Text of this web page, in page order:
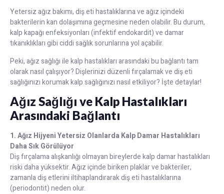
Yetersiz ağız bakımı, diş eti hastalıklarına ve ağız içindeki
bakterilerin kan dolaşımına geçmesine neden olabilir. Bu durum,
kalp kapağı enfeksiyonları (infektif endokardit) ve damar
tıkanıklıkları gibi ciddi sağlık sorunlarına yol açabilir.
Peki, ağız sağlığı ile kalp hastalıkları arasındaki bu bağlantı tam
olarak nasıl çalışıyor? Dişlerinizi düzenli fırçalamak ve diş eti
sağlığınızı korumak kalp sağlığınızı nasıl etkiliyor? İşte detaylar!
Ağız Sağlığı ve Kalp Hastalıkları
Arasındaki Bağlantı
1. Ağız Hijyeni Yetersiz Olanlarda Kalp Damar Hastalıkları
Daha Sık Görülüyor
Diş fırçalama alışkanlığı olmayan bireylerde kalp damar hastalıkları
riski daha yüksektir. Ağız içinde biriken plaklar ve bakteriler,
zamanla diş etlerini iltihaplandırarak diş eti hastalıklarına
(periodontit) neden olur.